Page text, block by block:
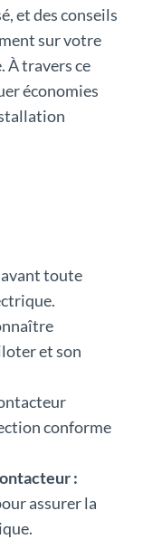
et des conseils
sur votre
À travers ce
économies
toute
et son
conforme
:
assurer la